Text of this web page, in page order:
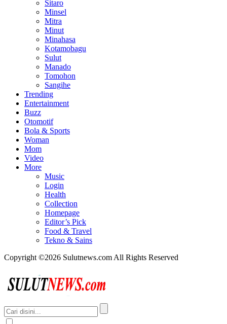
Sitaro
Minsel
Mitra
Minut
Minahasa
Kotamobagu
Sulut
Manado
Tomohon
Sangihe
Trending
Entertainment
Buzz
Otomotif
Bola & Sports
Woman
Mom
Video
More
Music
Login
Health
Collection
Homepage
Editor’s Pick
Food & Travel
Tekno & Sains
Copyright ©2026 Sulutnews.com All Rights Reserved